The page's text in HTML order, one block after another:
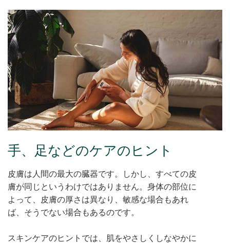
手、足などのケアのヒント
皮膚は人間の最大の臓器です。しかし、すべての皮
膚が同じというわけではありません。身体の部位に
よって、皮膚の厚さは異なり、敏感な場合もあれ
ば、そうでない場合もあるのです。
スキンケアのヒントでは、肌をやさしくしなやかに